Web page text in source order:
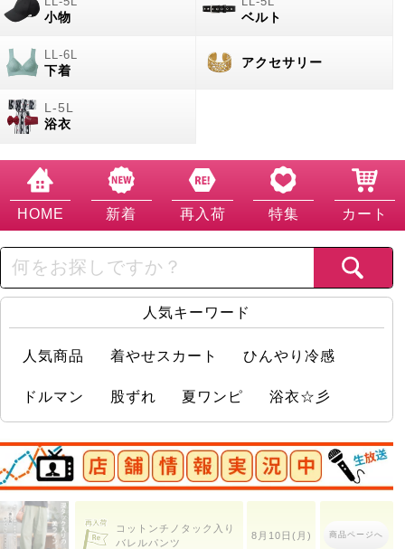
小物 ベルト
下着
アクセサリー
浴衣
HOME 新着 再入荷 特集 カート
人気キーワード
人気商品 着やせスカート ひんやり冷感
ドルマン 股ずれ 夏ワンピ 浴衣☆彡
店舗情報実況中
コットンチノタック入り
バレルパンツ
8月10日(月) 商品ページへ